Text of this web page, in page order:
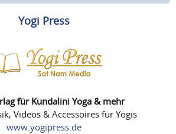
Yogi Press
für Kundalini Yoga & mehr
Videos & Accessoires für Yogis
www.yogipress.de